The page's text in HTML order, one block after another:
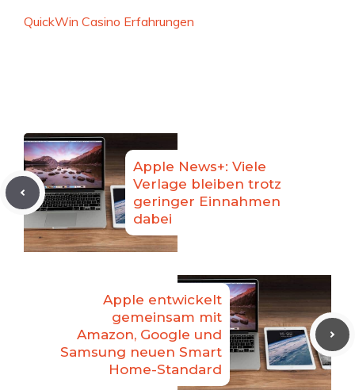
QuickWin Casino Erfahrungen
Apple News+: Viele
Verlage bleiben trotz
geringer Einnahmen
dabei
Apple entwickelt
gemeinsam mit
Amazon, Google und
Samsung neuen Smart
Home-Standard